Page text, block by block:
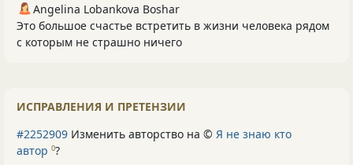
Angelina Lobankova Boshar
Это большое счастье встретить в жизни человека рядом
с которым не страшно ничего
ИСПРАВЛЕНИЯ И ПРЕТЕНЗИИ
#2252909 Изменить авторство на © Я не знаю кто
автор 0?